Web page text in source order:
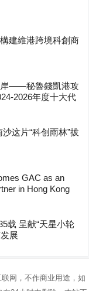
建維港跨境科創商
岸——秘魯錢凱港攻
2026年度十大代
这片“科创雨林”拔
GAC as an
in Hong Kong
载 呈献“天星小轮
展
网，不作商业用途，如